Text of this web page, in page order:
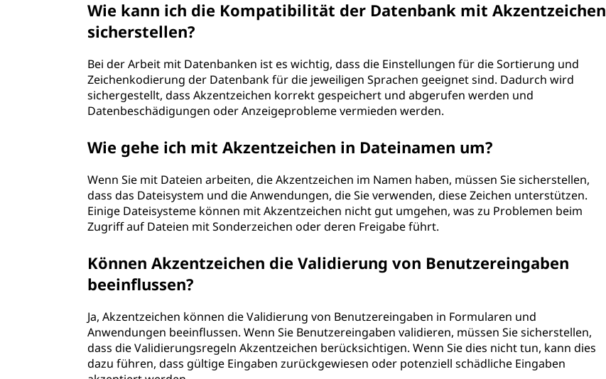
Wie kann ich die Kompatibilität der Datenbank mit Akzentzeichen
sicherstellen?
Bei der Arbeit mit Datenbanken ist es wichtig, dass die Einstellungen für die Sortierung und
Zeichenkodierung der Datenbank für die jeweiligen Sprachen geeignet sind. Dadurch wird
sichergestellt, dass Akzentzeichen korrekt gespeichert und abgerufen werden und
Datenbeschädigungen oder Anzeigeprobleme vermieden werden.
Wie gehe ich mit Akzentzeichen in Dateinamen um?
Wenn Sie mit Dateien arbeiten, die Akzentzeichen im Namen haben, müssen Sie sicherstellen,
dass das Dateisystem und die Anwendungen, die Sie verwenden, diese Zeichen unterstützen.
Einige Dateisysteme können mit Akzentzeichen nicht gut umgehen, was zu Problemen beim
Zugriff auf Dateien mit Sonderzeichen oder deren Freigabe führt.
Können Akzentzeichen die Validierung von Benutzereingaben
beeinflussen?
Ja, Akzentzeichen können die Validierung von Benutzereingaben in Formularen und
Anwendungen beeinflussen. Wenn Sie Benutzereingaben validieren, müssen Sie sicherstellen,
dass die Validierungsregeln Akzentzeichen berücksichtigen. Wenn Sie dies nicht tun, kann dies
dazu führen, dass gültige Eingaben zurückgewiesen oder potenziell schädliche Eingaben